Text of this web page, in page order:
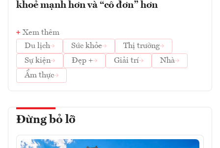
khoẻ mạnh hơn và “cô đơn” hơn
Xem thêm
Du lịch
Sức khỏe
Thị trường
Sự kiện
Đẹp + Giải trí
Nhà
Ẩm thực
Đừng bỏ lỡ